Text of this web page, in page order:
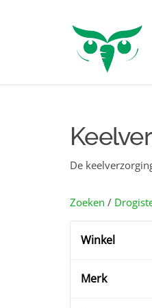
De
Zoeken /
Winkel
Merk